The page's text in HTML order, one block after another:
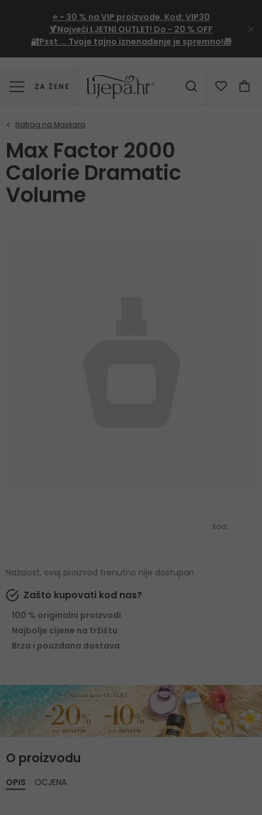
⭐ - 30 % na VIP proizvode. Kod: VIP30
🍹Najveći LJETNI OUTLET! Do - 20 % OFF
🔐Psst ... Tvoje tajno iznenađenje je spremno!🎁
ZA ŽENE
Max Factor 2000
Calorie Dramatic
Volume
Kod:
Nažalost, ovaj proizvod trenutno nije dostupan
Zašto kupovati kod nas?
100 % originalni proizvodi
Najbolje cijene na tržištu
Brza i pouzdana dostava
O proizvodu
OPIS OCJENA